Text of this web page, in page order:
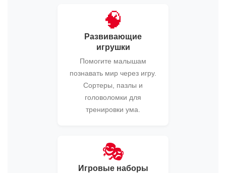
🧠
Развивающие
игрушки
Помогите малышам
познавать мир через игру.
Сортеры, пазлы и
головоломки для
тренировки ума.
🎭
Игровые наборы